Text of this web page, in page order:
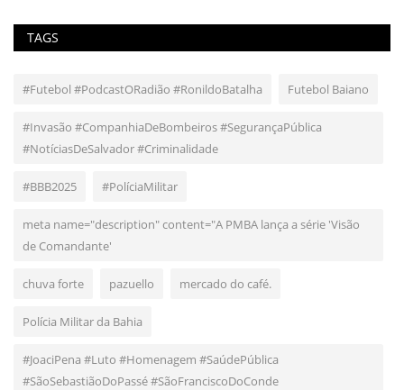
TAGS
#Futebol #PodcastORadião #RonildoBatalha Futebol Baiano
#Invasão #CompanhiaDeBombeiros #SegurançaPública
#NotíciasDeSalvador #Criminalidade
#BBB2025 #PolíciaMilitar
meta name="description" content="A PMBA lança a série 'Visão
de Comandante'
chuva forte pazuello mercado do café.
Polícia Militar da Bahia
#JoaciPena #Luto #Homenagem #SaúdePública
#SãoSebastiãoDoPassé #SãoFranciscoDoConde